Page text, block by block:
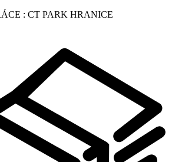
: CT PARK HRANICE